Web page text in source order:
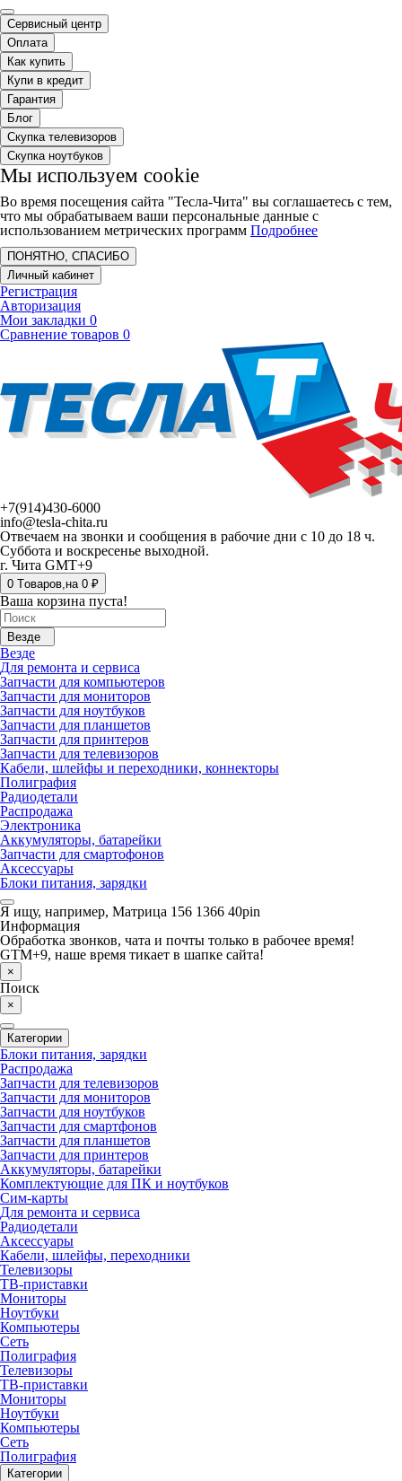
Сервисный центр
Оплата
Как купить
Купи в кредит
Гарантия
Блог
Скупка телевизоров
Скупка ноутбуков
Мы используем cookie
Во время посещения сайта "Тесла-Чита" вы соглашаетесь с тем,
что мы обрабатываем ваши персональные данные с
использованием метрических программ Подробнее
ПОНЯТНО, СПАСИБО
Личный кабинет
Регистрация
Авторизация
Мои закладки 0
Сравнение товаров 0
+7(914)430-6000
info@tesla-chita.ru
Отвечаем на звонки и сообщения в рабочие дни с 10 до 18 ч.
Суббота и воскресенье выходной.
г. Чита GMT+9
0 Tоваров,на 0 ₽
Ваша корзина пуста!
Везде
Везде
Для ремонта и сервиса
Запчасти для компьютеров
Запчасти для мониторов
Запчасти для ноутбуков
Запчасти для планшетов
Запчасти для принтеров
Запчасти для телевизоров
Кабели, шлейфы и переходники, коннекторы
Полиграфия
Радиодетали
Распродажа
Электроника
Аккумуляторы, батарейки
Запчасти для смартофонов
Аксессуары
Блоки питания, зарядки
Я ищу, например, Матрица 156 1366 40pin
Информация
Обработка звонков, чата и почты только в рабочее время!
GTM+9, наше время тикает в шапке сайта!
×
Поиск
×
Категории
Блоки питания, зарядки
Распродажа
Запчасти для телевизоров
Запчасти для мониторов
Запчасти для ноутбуков
Запчасти для смартфонов
Запчасти для планшетов
Запчасти для принтеров
Аккумуляторы, батарейки
Комплектующие для ПК и ноутбуков
Сим-карты
Для ремонта и сервиса
Радиодетали
Аксессуары
Кабели, шлейфы, переходники
Телевизоры
ТВ-приставки
Мониторы
Ноутбуки
Компьютеры
Сеть
Полиграфия
Телевизоры
ТВ-приставки
Мониторы
Ноутбуки
Компьютеры
Сеть
Полиграфия
Категории